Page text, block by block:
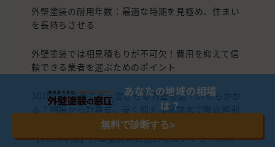
外壁塗装の耐用年数：最適な時期を見極め、住まい
を長持ちさせる
外壁塗装では相見積もりが不可欠！費用を抑えて信
頼できる業者を選ぶためのポイント
30坪の一戸建てを一変させる外壁塗装！いくらかか
る？相場から計算式、安く抑える秘訣まで徹底解剖
【2026年版】外壁塗装の費用相場はいくら？10坪
あなたの地域の相場
は？
無料で診断する>